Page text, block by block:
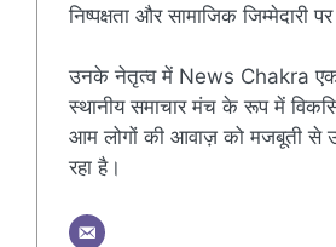
निष्पक्षता और सामाजिक जिम्मेदारी
उनके नेतृत्व में News Chakra एक
स्थानीय समाचार मंच के रूप में
आम लोगों की आवाज़ को मजबूती से
रहा है।